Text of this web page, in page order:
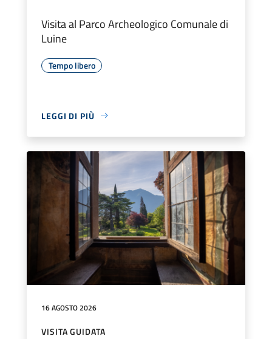
Visita al Parco Archeologico Comunale di
Luine
Tempo libero
LEGGI DI PIÙ
16 AGOSTO 2026
VISITA GUIDATA